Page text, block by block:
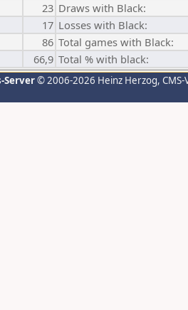
23 Draws with Black:
17 Losses with Black:
86 Total games with Black:
66,9 Total % with black:
Server© 2006-2026 Heinz Herzog,